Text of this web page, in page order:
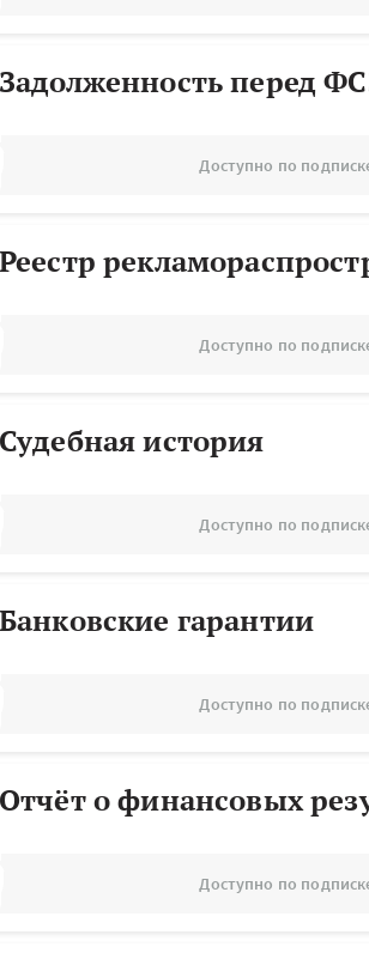
Задолженность перед
Доступно по
Реестр
Доступно по
Судебная история
Доступно по
Банковские гарантии
Доступно по
Отчёт о финансовых
Доступно по